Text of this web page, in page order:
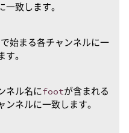
一致します。
で始まる各チャンネルに一
す。
ネル名にfootが含まれる
ンネルに一致します。